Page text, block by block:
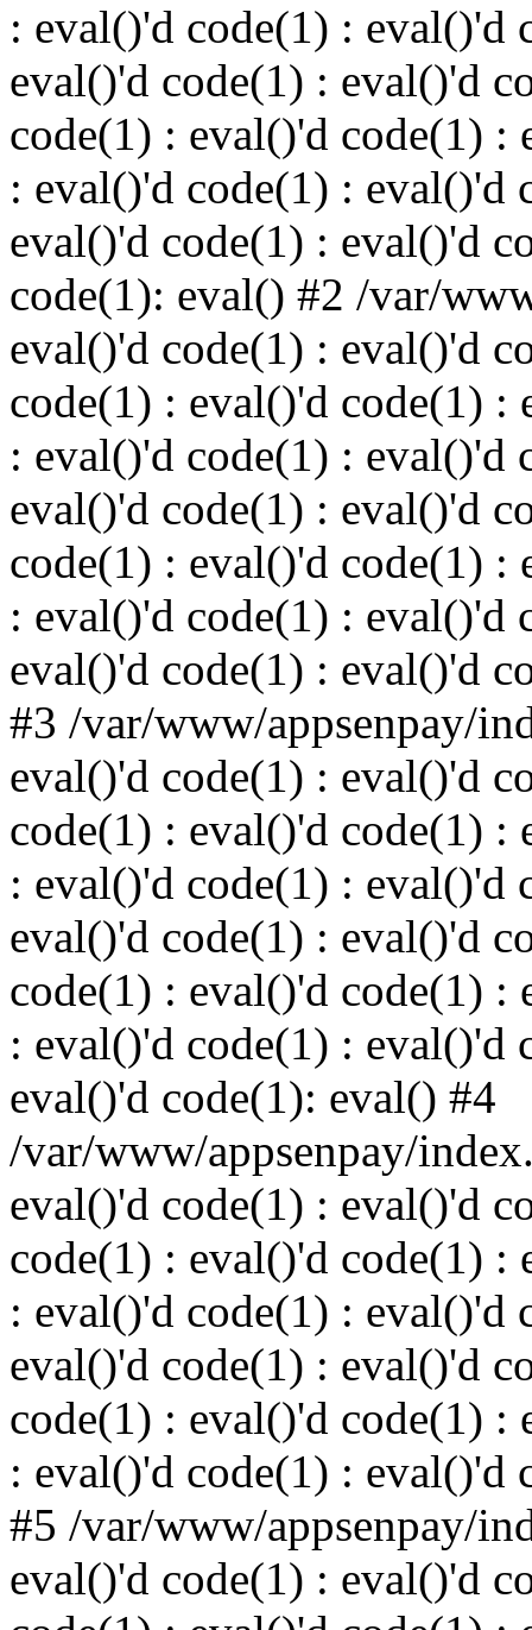
: eval()'d code(1) : eval()'d
eval()'d code(1) : eval()'d
code(1) : eval()'d code(1) :
: eval()'d code(1) : eval()'d
eval()'d code(1) : eval()'d
code(1): eval() #2 /var/
eval()'d code(1) : eval()'d
code(1) : eval()'d code(1) :
: eval()'d code(1) : eval()'d
eval()'d code(1) : eval()'d
code(1) : eval()'d code(1) :
: eval()'d code(1) : eval()'d
eval()'d code(1) : eval()'d
#3 /var/www/appsenpay/
eval()'d code(1) : eval()'d
code(1) : eval()'d code(1) :
: eval()'d code(1) : eval()'d
eval()'d code(1) : eval()'d
code(1) : eval()'d code(1) :
: eval()'d code(1) : eval()'d
eval()'d code(1): eval() #4
/var/www/appsenpay/
eval()'d code(1) : eval()'d
code(1) : eval()'d code(1) :
: eval()'d code(1) : eval()'d
eval()'d code(1) : eval()'d
code(1) : eval()'d code(1) :
: eval()'d code(1) : eval()'d
#5 /var/www/appsenpay/
eval()'d code(1) : eval()'d